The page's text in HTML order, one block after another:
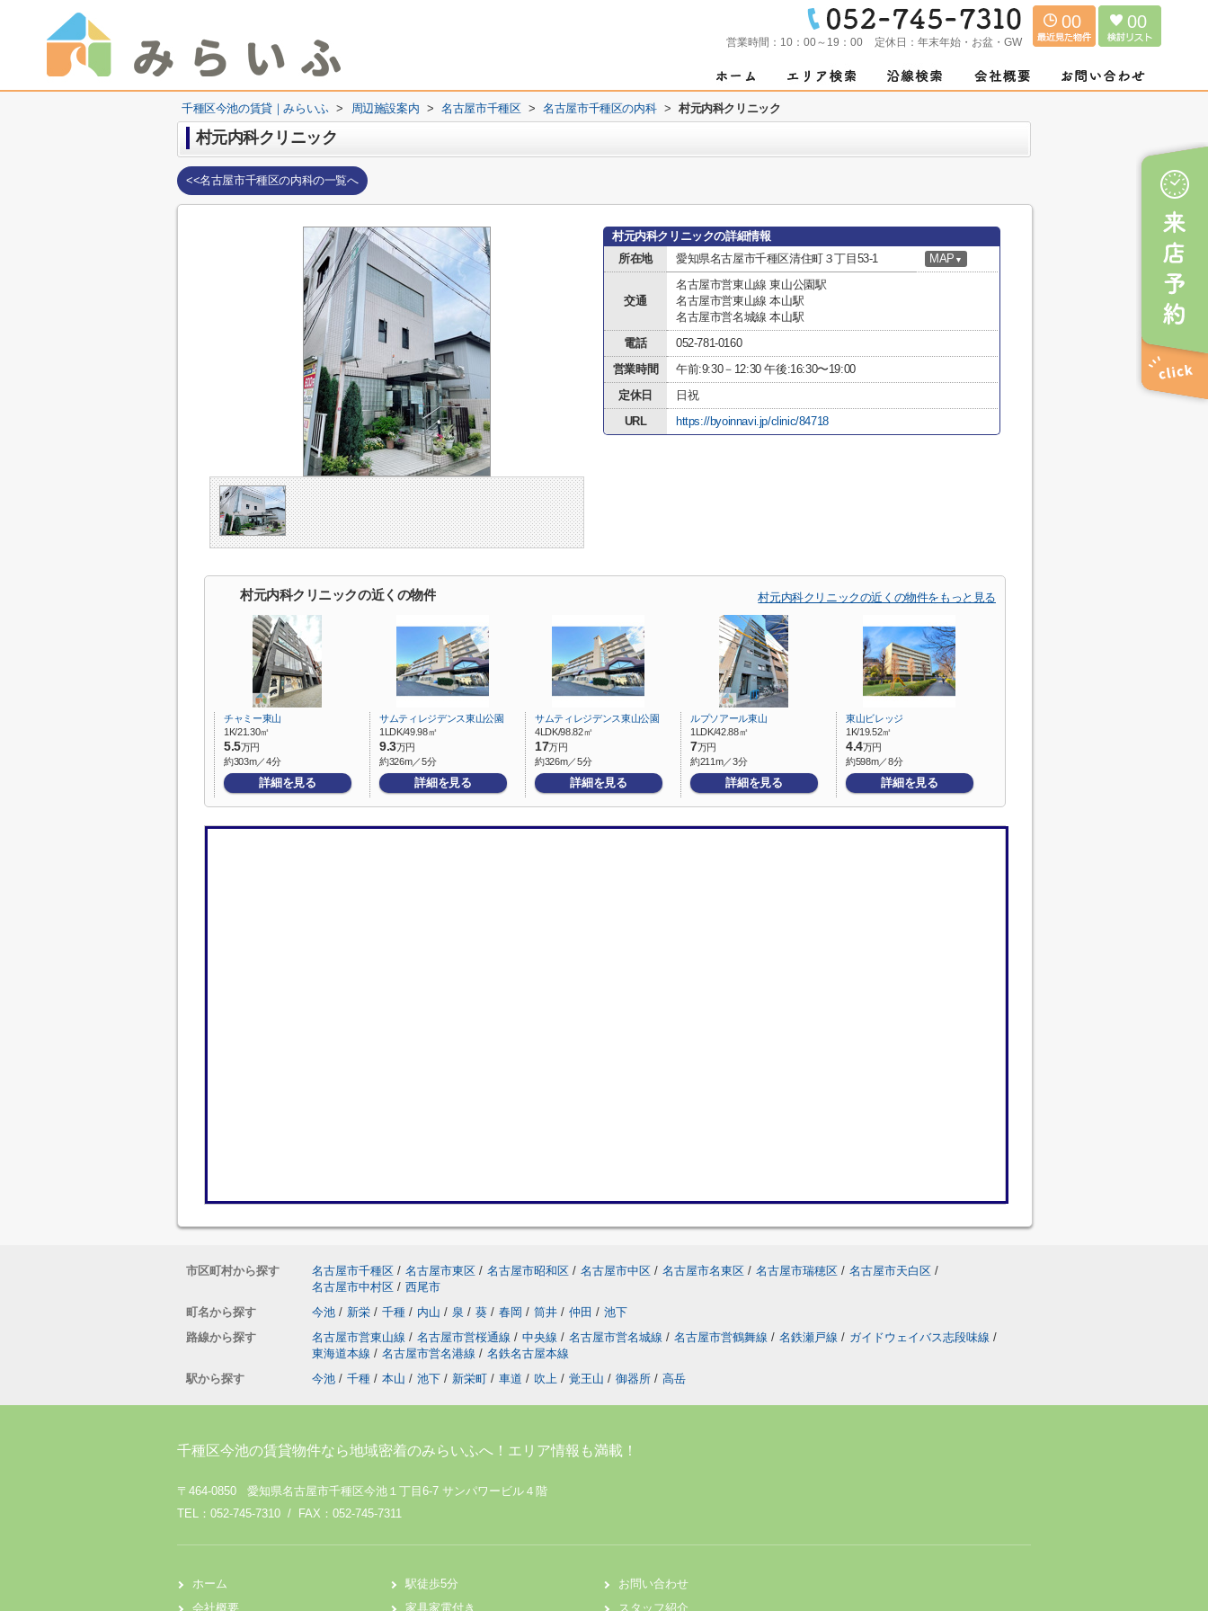
営業時間： 10：00～19：00 定休日： 年末年始・お盆・GW
00 00
千種区今池の賃貸｜みらいふ > 周辺施設案内 > 名古屋市千種区 > 名古屋市千種区の内科 > 村元内科クリニック
村元内科クリニック
<<名古屋市千種区の内科の一覧へ
村元内科クリニックの詳細情報
所在地
愛知県名古屋市千種区清住町３丁目53-1 MAP ▼
交通
名古屋市営東山線 東山公園駅
名古屋市営東山線 本山駅
名古屋市営名城線 本山駅
電話
052-781-0160
営業時間
午前:9:30－12:30 午後:16:30〜19:00
定休日
日祝
URL
https://byoinnavi.jp/clinic/84718
村元内科クリニックの近くの物件 村元内科クリニックの近くの物件をもっと見る
チャミー東山
1K/21.30㎡
5.5万円
約303m／4分
詳細を見る
サムティレジデンス東山公園
1LDK/49.98㎡
9.3万円
約326m／5分
詳細を見る
サムティレジデンス東山公園
4LDK/98.82㎡
17万円
約326m／5分
詳細を見る
ルプソアール東山
1LDK/42.88㎡
7万円
約211m／3分
詳細を見る
東山ビレッジ
1K/19.52㎡
4.4万円
約598m／8分
詳細を見る
市区町村から探す 名古屋市千種区 / 名古屋市東区 / 名古屋市昭和区 / 名古屋市中区 / 名古屋市名東区 / 名古屋市瑞穂区 / 名古屋市天白区 /
名古屋市中村区 / 西尾市
町名から探す
今池 / 新栄 / 千種 / 内山 / 泉 / 葵 / 春岡 / 筒井 / 仲田 / 池下
路線から探す
名古屋市営東山線 / 名古屋市営桜通線 / 中央線 / 名古屋市営名城線 / 名古屋市営鶴舞線 / 名鉄瀬戸線 / ガイドウェイバス志段味線 /
東海道本線 / 名古屋市営名港線 / 名鉄名古屋本線
駅から探す
今池 / 千種 / 本山 / 池下 / 新栄町 / 車道 / 吹上 / 覚王山 / 御器所 / 高岳
千種区今池の賃貸物件なら地域密着のみらいふへ！エリア情報も満載！
〒464-0850 愛知県名古屋市千種区今池１丁目6-7 サンパワービル４階
TEL：052-745-7310 / FAX：052-745-7311
ホーム
会社概要
駅徒歩5分
家具家電付き
お問い合わせ
スタッフ紹介